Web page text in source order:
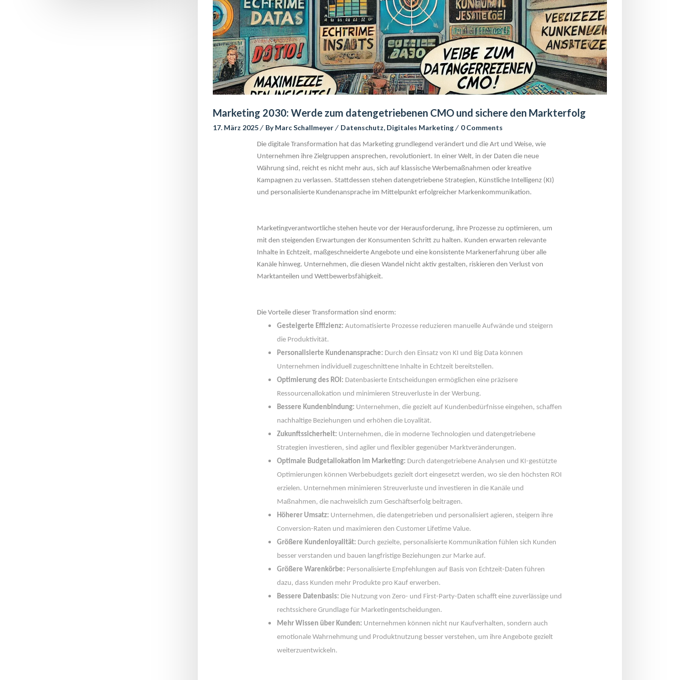
Marketing 2030: Werde zum datengetriebenen CMO und sichere den Markterfolg
17. März 2025 By Marc Schallmeyer Datenschutz, Digitales Marketing 0 Comment
Die digitale Transformation hat das Marketing grundlegend verändert und die Art und Weise, wie
Unternehmen ihre Zielgruppen ansprechen, revolutioniert. In einer Welt, in der Daten die neue
Währung sind, reicht es nicht mehr aus, sich auf klassische Werbemaßnahmen oder kreative
Kampagnen zu verlassen. Stattdessen stehen datengetriebene Strategien, Künstliche Intelligenz (KI)
und personalisierte Kundenansprache im Mittelpunkt erfolgreicher Markenkommunikation.
Marketingverantwortliche stehen heute vor der Herausforderung, ihre Prozesse zu optimieren, um
mit den steigenden Erwartungen der Konsumenten Schritt zu halten. Kunden erwarten relevante
Inhalte in Echtzeit, maßgeschneiderte Angebote und eine konsistente Markenerfahrung über alle
Kanäle hinweg. Unternehmen, die diesen Wandel nicht aktiv gestalten, riskieren den Verlust von
Marktanteilen und Wettbewerbsfähigkeit.
Die Vorteile dieser Transformation sind enorm:
Gesteigerte Effizienz: Automatisierte Prozesse reduzieren manuelle Aufwände und steigern
die Produktivität.
Personalisierte Kundenansprache: Durch den Einsatz von KI und Big Data können
Unternehmen individuell zugeschnittene Inhalte in Echtzeit bereitstellen.
Optimierung des ROI: Datenbasierte Entscheidungen ermöglichen eine präzisere
Ressourcenallokation und minimieren Streuverluste in der Werbung.
Bessere Kundenbindung: Unternehmen, die gezielt auf Kundenbedürfnisse eingehen, schaffen
nachhaltige Beziehungen und erhöhen die Loyalität.
Zukunftssicherheit: Unternehmen, die in moderne Technologien und datengetriebene
Strategien investieren, sind agiler und flexibler gegenüber Marktveränderungen.
Optimale Budgetallokation im Marketing: Durch datengetriebene Analysen und KI-gestützte
Optimierungen können Werbebudgets gezielt dort eingesetzt werden, wo sie den höchsten ROI
erzielen. Unternehmen minimieren Streuverluste und investieren in die Kanäle und
Maßnahmen, die nachweislich zum Geschäftserfolg beitragen.
Höherer Umsatz: Unternehmen, die datengetrieben und personalisiert agieren, steigern ihre
Conversion-Raten und maximieren den Customer Lifetime Value.
Größere Kundenloyalität: Durch gezielte, personalisierte Kommunikation fühlen sich Kunden
besser verstanden und bauen langfristige Beziehungen zur Marke auf.
Größere Warenkörbe: Personalisierte Empfehlungen auf Basis von Echtzeit-Daten führen
dazu, dass Kunden mehr Produkte pro Kauf erwerben.
Bessere Datenbasis: Die Nutzung von Zero- und First-Party-Daten schafft eine zuverlässige und
rechtssichere Grundlage für Marketingentscheidungen.
Mehr Wissen über Kunden: Unternehmen können nicht nur Kaufverhalten, sondern auch
emotionale Wahrnehmung und Produktnutzung besser verstehen, um ihre Angebote gezielt
weiterzuentwickeln.